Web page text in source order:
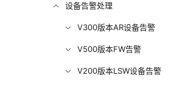
设备告警处理
V300版本AR设备告警
V500版本FW告警
V200版本LSW设备告警